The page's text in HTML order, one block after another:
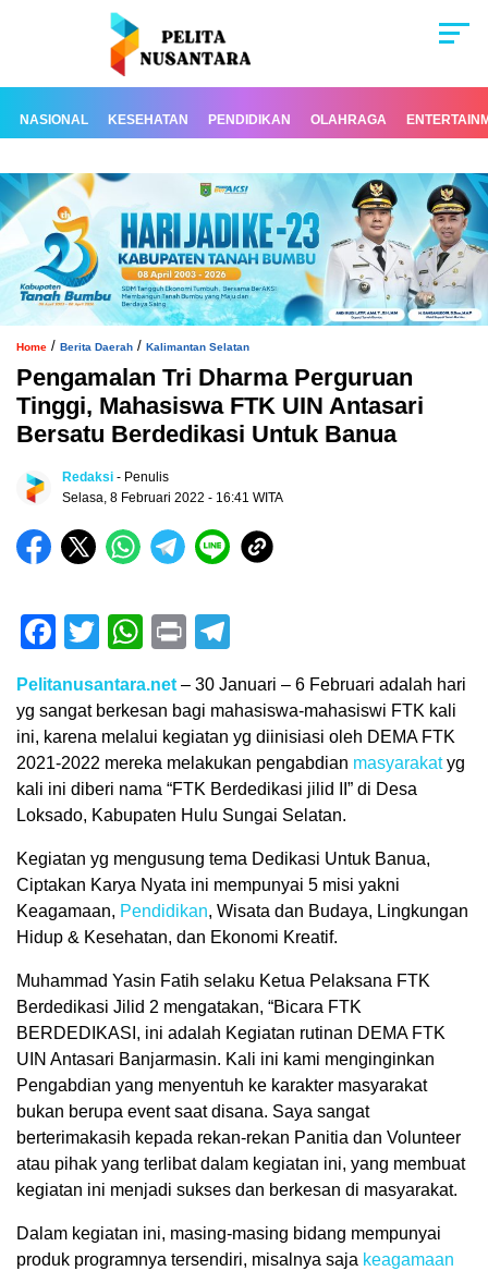
NASIONAL KESEHATAN PENDIDIKAN OLAHRAGA
Home / Berita Daerah / Kalimantan Selatan
Pengamalan Tri Dharma Perguruan
Tinggi, Mahasiswa FTK UIN Antasari
Bersatu Berdedikasi Untuk Banua
Redaksi - Penulis
Selasa, 8 Februari 2022 - 16:41 WITA
Facebook
TwitterWhatsApp
Print
Pelitanusantara.net – 30 Januari – 6 Februari adalah hari
yg sangat berkesan bagi mahasiswa-mahasiswi FTK kali
ini, karena melalui kegiatan yg diinisiasi oleh DEMA FTK
2021-2022 mereka melakukan pengabdian masyarakatyg
kali ini diberi nama “FTK Berdedikasi jilid II” di Desa
Loksado, Kabupaten Hulu Sungai Selatan.
Kegiatan yg mengusung tema Dedikasi Untuk Banua,
Ciptakan Karya Nyata ini mempunyai 5 misi yakni
Keagamaan, Pendidikan, Wisata dan Budaya, Lingkungan
Hidup & Kesehatan, dan Ekonomi Kreatif.
Muhammad Yasin Fatih selaku Ketua Pelaksana FTK
Berdedikasi Jilid 2 mengatakan, “Bicara FTK
BERDEDIKASI, ini adalah Kegiatan rutinan DEMA FTK
UIN Antasari Banjarmasin. Kali ini kami menginginkan
Pengabdian yang menyentuh ke karakter masyarakat
bukan berupa event saat disana. Saya sangat
berterimakasih kepada rekan-rekan Panitia dan Volunteer
atau pihak yang terlibat dalam kegiatan ini, yang membuat
kegiatan ini menjadi sukses dan berkesan di masyarakat.
Dalam kegiatan ini, masing-masing bidang mempunyai
produk programnya tersendiri, misalnya saja keagamaan